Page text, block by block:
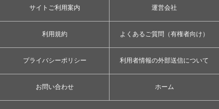
サイトご利用案内 運営会社
利用規約 よくあるご質問（有権者向け）
プライバシーポリシー 利用者情報の外部送信について
お問い合わせ ホーム